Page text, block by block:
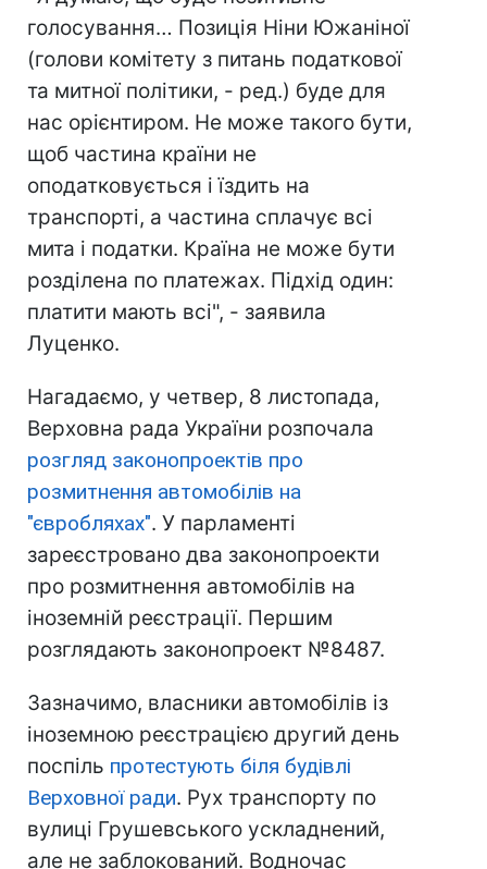
голосування… Позиція Ніни Южаніної
(голови комітету з питань податкової
та митної політики, - ред.) буде для
нас орієнтиром. Не може такого бути,
щоб частина країни не
оподатковується і їздить на
транспорті, а частина сплачує всі
мита і податки. Країна не може бути
розділена по платежах. Підхід один:
платити мають всі", - заявила
Луценко.
Нагадаємо, у четвер, 8 листопада,
Верховна рада України розпочала
розгляд законопроектів про
розмитнення автомобілів на
"євробляхах". У парламенті
зареєстровано два законопроекти
про розмитнення автомобілів на
іноземній реєстрації. Першим
розглядають законопроект №8487.
Зазначимо, власники автомобілів із
іноземною реєстрацією другий день
поспіль протестують біля будівлі
Верховної ради. Рух транспорту по
вулиці Грушевського ускладнений,
але не заблокований. Водночас